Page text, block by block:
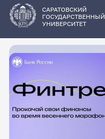
основному
содержанию
САРАТОВСКИЙ
ГОСУДАРСТВЕННЫЙ
УНИВЕРСИТЕТ